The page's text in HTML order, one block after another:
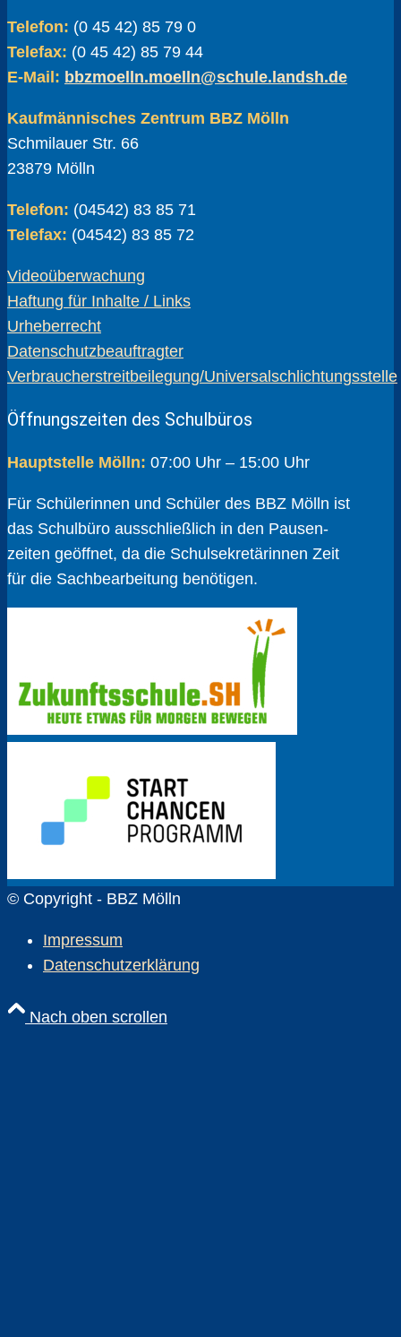
Telefon: (0 45 42) 85 79 0
Telefax: (0 45 42) 85 79 44
E-Mail: bbzmoelln.moelln@schule.landsh.de
Kaufmännisches Zentrum BBZ Mölln
Schmilauer Str. 66
23879 Mölln
Telefon: (04542) 83 85 71
Telefax: (04542) 83 85 72
Videoüberwachung
Haftung für Inhalte / Links
Urheberrecht
Datenschutzbeauftragter
Verbraucherstreitbeilegung/Universalschlichtungsstelle
Öffnungszeiten des Schulbüros
Hauptstelle Mölln: 07:00 Uhr – 15:00 Uhr
Für Schülerinnen und Schüler des BBZ Mölln ist
das Schulbüro ausschließlich in den Pausen­
zeiten geöffnet, da die Schul­sekretärinnen Zeit
für die Sach­bear­beitung benötigen.
© Copyright - BBZ Mölln
Impressum
Datenschutzerklärung
Nach oben scrollen